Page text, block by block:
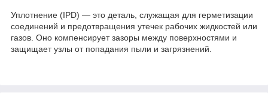
Уплотнение (IPD) — это деталь, служащая для герметизации
соединений и предотвращения утечек рабочих жидкостей или
газов. Оно компенсирует зазоры между поверхностями и
защищает узлы от попадания пыли и загрязнений.